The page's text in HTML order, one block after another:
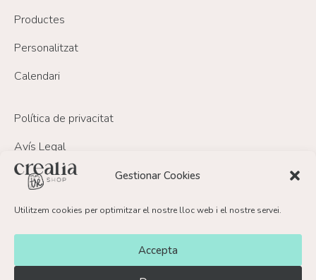
Gestionar Cookies
Utilitzem cookies per optimitzar el nostre lloc web i el nostre servei.
Accepta
Productes
Personalitzat
Calendari
Política de privacitat
Avís Legal
Política de Cookies
Política de devolucions i reemborsament